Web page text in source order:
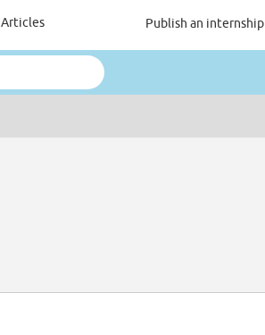
Articles Publish an internship